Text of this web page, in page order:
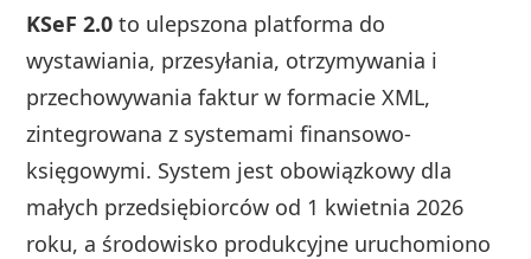
KSeF 2.0 to ulepszona platforma do
wystawiania, przesyłania, otrzymywania i
przechowywania faktur w formacie XML,
zintegrowana z systemami finansowo-
księgowymi. System jest obowiązkowy dla
małych przedsiębiorców od 1 kwietnia 2026
roku, a środowisko produkcyjne uruchomiono